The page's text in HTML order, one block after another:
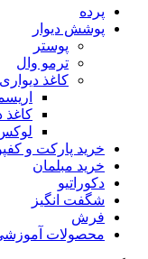
پرده
پوشش دیوار
پوستر
ترمو وال
کاغذ دیواری
کاغذ
خرید پارکت و
خرید مبلمان
دکوراتیو
شگفت انگیز
فرش
محصولات آموزشی